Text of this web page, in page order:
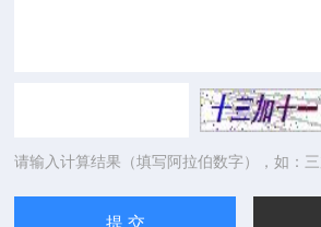
请输入计算结果（填写阿拉伯数字），如：